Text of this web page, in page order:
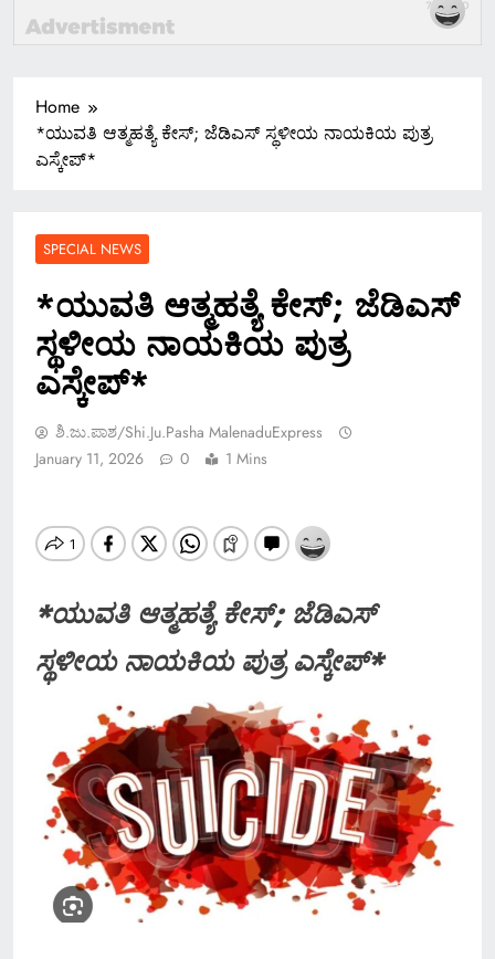
Home
*ಯುವತಿ ಆತ್ಮಹತ್ಯೆ ಕೇಸ್; ಜೆಡಿಎಸ್‌ ಸ್ಥಳೀಯ ನಾಯಕಿಯ ಪುತ್ರ
ಎಸ್ಕೇಪ್*
SPECIAL NEWS
*ಯುವತಿ ಆತ್ಮಹತ್ಯೆ ಕೇಸ್; ಜೆಡಿಎಸ್‌
ಸ್ಥಳೀಯ ನಾಯಕಿಯ ಪುತ್ರ
ಎಸ್ಕೇಪ್*
ಶಿ.ಜು.ಪಾಶ/Shi.ju.pasha MalenaduExpress
January 11, 2026
0 1 Mins
*ಯುವತಿ ಆತ್ಮಹತ್ಯೆ ಕೇಸ್; ಜೆಡಿಎಸ್‌
ಸ್ಥಳೀಯ ನಾಯಕಿಯ ಪುತ್ರ ಎಸ್ಕೇಪ್*